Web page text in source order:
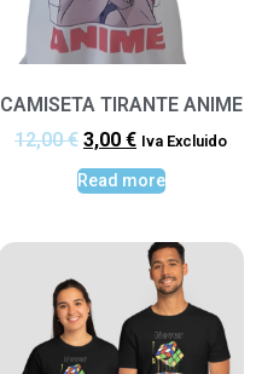
CAMISETA TIRANTE ANIME
12,00€ 3,00 € Iva Excluido
Read more